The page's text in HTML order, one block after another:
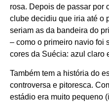
rosa. Depois de passar por
clube decidiu que iria até o
seriam as da bandeira do
– como o primeiro navio foi
cores da Suécia: azul claro
Também tem a história do
controversa e pitoresca.
estádio era muito pequeno